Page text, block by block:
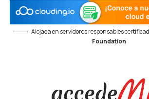
Alojada en servidores responsables
Foundation